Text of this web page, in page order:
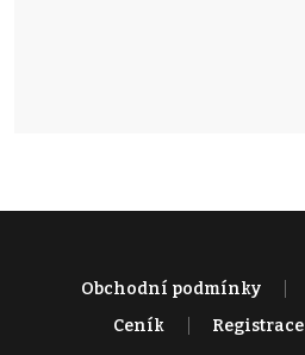
Obchodní podmínky
Ceník
Registrace